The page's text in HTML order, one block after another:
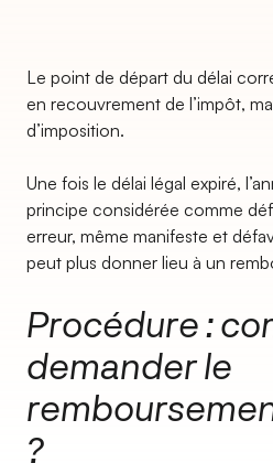
Le point de départ du délai
en recouvrement de l’impôt,
d’imposition.
Une fois le délai légal expiré,
principe considérée comme
erreur, même manifeste et
peut plus donner lieu à un
Procédure :
demander le
?